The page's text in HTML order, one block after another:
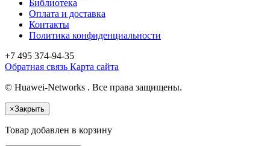
Библиотека
Оплата и доставка
Контакты
Политика конфиденциальности
+7 495 374-94-35
Обратная связь Карта сайта
© Huawei-Networks . Все права защищены.
×Закрыть
Товар добавлен в корзину